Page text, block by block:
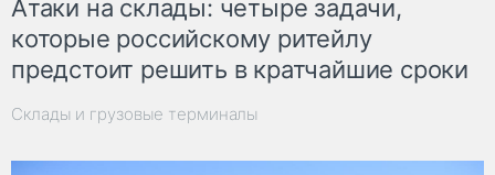
Атаки на склады: четыре задачи,
которые российскому ритейлу
предстоит решить в кратчайшие сроки
Склады и грузовые терминалы